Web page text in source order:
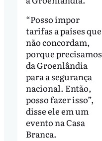
“Posso impor
tarifas a países que
não concordam,
porque precisamos
da Groenlândia
para a segurança
nacional. Então,
posso fazer isso”,
disse ele em um
evento na Casa
Branca.